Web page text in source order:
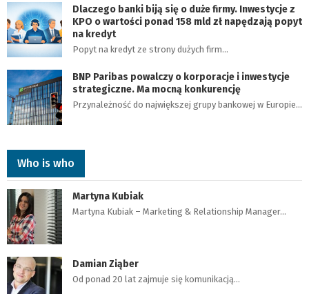
Dlaczego banki biją się o duże firmy. Inwestycje z
KPO o wartości ponad 158 mld zł napędzają popyt
na kredyt
Popyt na kredyt ze strony dużych firm…
BNP Paribas powalczy o korporacje i inwestycje
strategiczne. Ma mocną konkurencję
Przynależność do największej grupy bankowej w Europie…
Who is who
Martyna Kubiak
Martyna Kubiak – Marketing & Relationship Manager…
Damian Ziąber
Od ponad 20 lat zajmuje się komunikacją…